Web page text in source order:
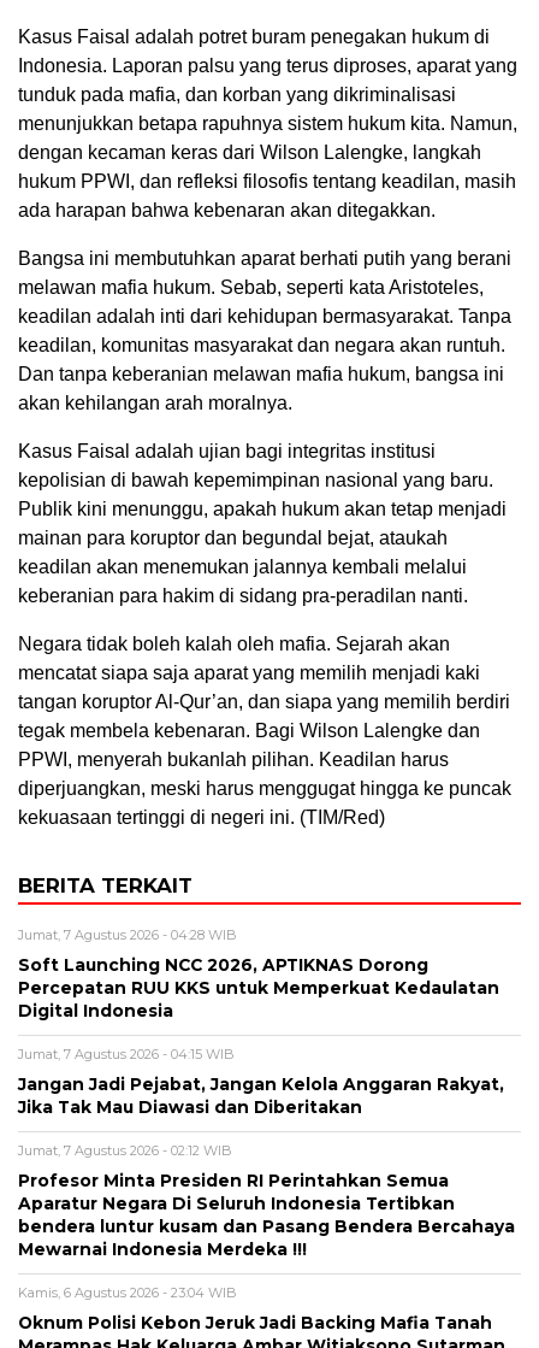
Kasus Faisal adalah potret buram penegakan hukum di
Indonesia. Laporan palsu yang terus diproses, aparat yang
tunduk pada mafia, dan korban yang dikriminalisasi
menunjukkan betapa rapuhnya sistem hukum kita. Namun,
dengan kecaman keras dari Wilson Lalengke, langkah
hukum PPWI, dan refleksi filosofis tentang keadilan, masih
ada harapan bahwa kebenaran akan ditegakkan.
Bangsa ini membutuhkan aparat berhati putih yang berani
melawan mafia hukum. Sebab, seperti kata Aristoteles,
keadilan adalah inti dari kehidupan bermasyarakat. Tanpa
keadilan, komunitas masyarakat dan negara akan runtuh.
Dan tanpa keberanian melawan mafia hukum, bangsa ini
akan kehilangan arah moralnya.
Kasus Faisal adalah ujian bagi integritas institusi
kepolisian di bawah kepemimpinan nasional yang baru.
Publik kini menunggu, apakah hukum akan tetap menjadi
mainan para koruptor dan begundal bejat, ataukah
keadilan akan menemukan jalannya kembali melalui
keberanian para hakim di sidang pra-peradilan nanti.
Negara tidak boleh kalah oleh mafia. Sejarah akan
mencatat siapa saja aparat yang memilih menjadi kaki
tangan koruptor Al-Qur’an, dan siapa yang memilih berdiri
tegak membela kebenaran. Bagi Wilson Lalengke dan
PPWI, menyerah bukanlah pilihan. Keadilan harus
diperjuangkan, meski harus menggugat hingga ke puncak
kekuasaan tertinggi di negeri ini. (TIM/Red)
BERITA TERKAIT
Jumat, 7 Agustus 2026 - 04:28 WIB
Soft Launching NCC 2026, APTIKNAS Dorong
Percepatan RUU KKS untuk Memperkuat Kedaulatan
Digital Indonesia
Jumat, 7 Agustus 2026 - 04:15 WIB
Jangan Jadi Pejabat, Jangan Kelola Anggaran Rakyat,
Jika Tak Mau Diawasi dan Diberitakan
Jumat, 7 Agustus 2026 - 02:12 WIB
Profesor Minta Presiden RI Perintahkan Semua
Aparatur Negara Di Seluruh Indonesia Tertibkan
bendera luntur kusam dan Pasang Bendera Bercahaya
Mewarnai Indonesia Merdeka !!!
Kamis, 6 Agustus 2026 - 23:04 WIB
Oknum Polisi Kebon Jeruk Jadi Backing Mafia Tanah